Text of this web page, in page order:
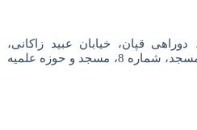
دوراهی قپان، خیابان عبید زاکانی،
روبروی کانون میثم، بن بست مسجد، شماره 8، مسجد و حوزه علمیه